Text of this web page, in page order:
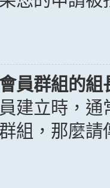
員群組的組
建立時，
組，那麼